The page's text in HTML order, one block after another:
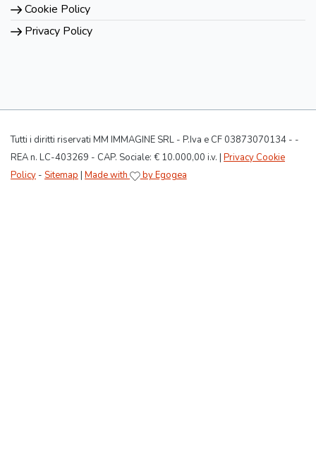
Cookie Policy
Privacy Policy
Tutti i diritti riservati MM IMMAGINE SRL - P.Iva e CF 03873070134 - -
REA n. LC-403269 - CAP. Sociale: € 10.000,00 i.v. | Privacy Cookie
Policy - Sitemap Made with by Egogea